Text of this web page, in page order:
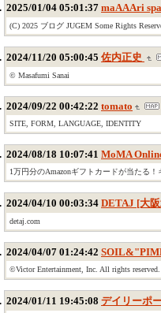
2025/01/04 05:01:37 maAAAri
(C) 2025 ブログ JUGEM Some Rights
2024/11/20 05:00:45 佐内正史
© Masafumi Sanai
2024/09/22 00:42:22 tomato
SITE, FORM, LANGUAGE, IDENTITY
2024/08/18 10:07:41 MoMA
1万円分のAmazonギフトカードが当たる
2024/04/10 00:03:34 DETAJ [大
detaj.com
2024/04/07 01:24:42
©Victor Entertainment, Inc. All rights reserved.
2024/01/11 19:45:08 デイリーポ